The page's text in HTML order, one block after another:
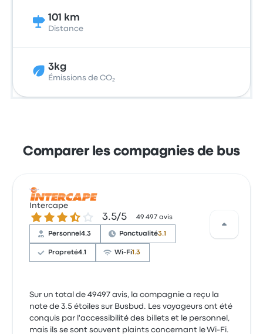
101 km
Distance
3kg
Émissions de CO₂
Comparer les compagnies de bus
Intercape
3.5 sur 5 étoiles 3.5/5 49 497 avis
Personnel4.3 Ponctualité3.1
Propreté4.1 Wi-Fi1.3
Sur un total de 49497 avis, la compagnie a reçu la
note de 3.5 étoiles sur Busbud. Les voyageurs ont été
conquis par l'accessibilité des billets et le personnel,
mais ils se sont souvent plaints concernant le Wi-Fi.